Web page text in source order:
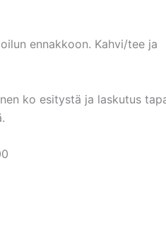
ennakkoon. Kahvi/tee ja
ko esitystä ja laskutus